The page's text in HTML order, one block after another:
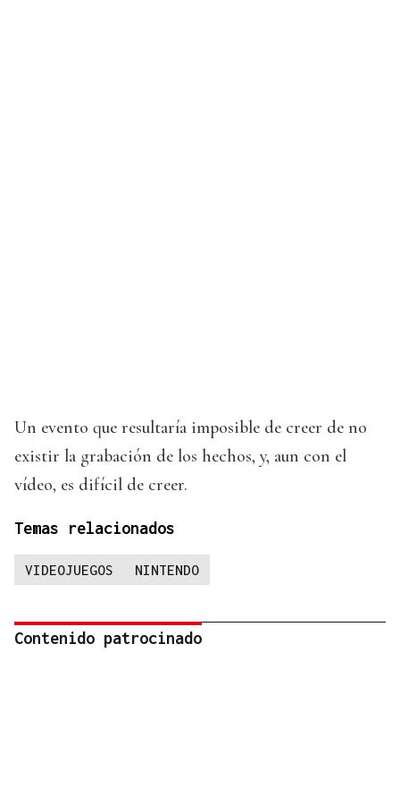
Un evento que resultaría imposible de creer de no
existir la grabación de los hechos, y, aun con el
vídeo, es difícil de creer.
Temas relacionados
VIDEOJUEGOS NINTENDO
Contenido patrocinado